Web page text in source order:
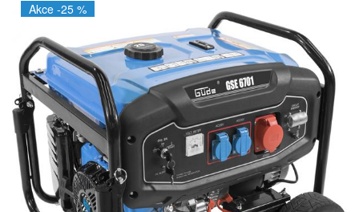
Akce -25 %